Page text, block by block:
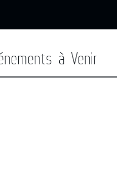
à Venir